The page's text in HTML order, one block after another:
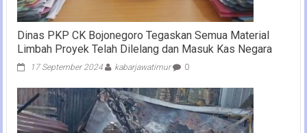
Dinas PKP CK Bojonegoro Tegaskan Semua Material
Limbah Proyek Telah Dilelang dan Masuk Kas Negara
17 September 2024 kabarjawatimur 0